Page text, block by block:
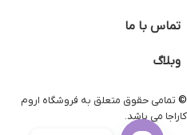
تماس با ما
وبلاگ
©️ تمامی حقوق متعلق به فروشگاه اروم
کاراجا می باشد.